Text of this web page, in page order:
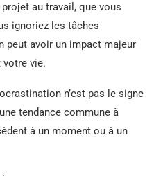
au travail, que vous
ignoriez les tâches
peut avoir un impact majeur
vie.
n’est pas le signe
tendance commune à
à un moment ou à un